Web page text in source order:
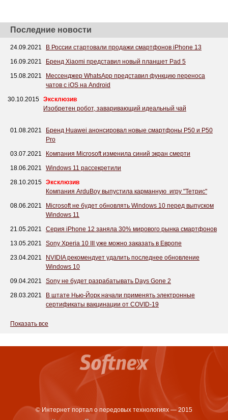
Последние новости
24.09.2021
В России стартовали продажи смартфонов iPhone 13
16.09.2021
Бренд Xiaomi представил новый планшет Pad 5
15.08.2021
Мессенджер WhatsApp представил функцию переноса
чатов с iOS на Android
30.10.2015 Эксклюзив
Изобретен робот, заваривающий идеальный чай
01.08.2021
Бренд Huawei анонсировал новые смартфоны P50 и P50
Pro
03.07.2021
Компания Microsoft изменила синий экран смерти
18.06.2021
Windows 11 рассекретили
28.10.2015 Эксклюзив
Компания ArduBoy выпустила карманную игру "Тетрис"
08.06.2021
Microsoft не будет обновлять Windows 10 перед выпуском
Windows 11
21.05.2021
Серия iPhone 12 заняла 30% мирового рынка смартфонов
13.05.2021
Sony Xperia 10 III уже можно заказать в Европе
23.04.2021
NVIDIA рекомендует удалить последнее обновление
Windows 10
09.04.2021
Sony не будет разрабатывать Days Gone 2
28.03.2021
В штате Нью-Йорк начали применять электронные
сертификаты вакцинации от COVID-19
Показать все
© Интернет портал о передовых технологиях — 2015